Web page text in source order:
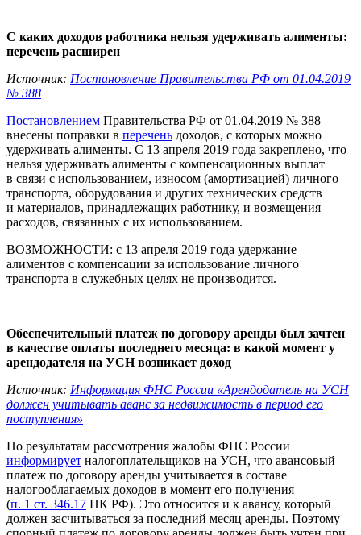
С каких доходов работника нельзя удерживать алименты:
перечень расширен
Источник: Постановление Правительства РФ от 01.04.2019
№ 388
Постановлением Правительства РФ от 01.04.2019 № 388
внесены поправки в перечень доходов, с которых можно
удерживать алименты. С 13 апреля 2019 года закреплено, что
нельзя удерживать алименты с компенсационных выплат
в связи с использованием, износом (амортизацией) личного
транспорта, оборудования и других технических средств
и материалов, принадлежащих работнику, и возмещения
расходов, связанных с их использованием.
ВОЗМОЖНОСТИ: c 13 апреля 2019 года удержание
алиментов с компенсации за использование личного
транспорта в служебных целях не производится.
Обеспечительный платеж по договору аренды был зачтен
в качестве оплаты последнего месяца: в какой момент у
арендодателя на УСН возникает доход
Источник: Информация ФНС России «Арендодатель на УСН
должен учитывать аванс за недвижимость в период его
поступления»
По результатам рассмотрения жалобы ФНС России
информирует налогоплательщиков на УСН, что авансовый
платеж по договору аренды учитывается в составе
налогооблагаемых доходов в момент его получения
(п. 1 ст. 346.17 НК РФ). Это относится и к авансу, который
должен засчитываться за последний месяц аренды. Поэтому